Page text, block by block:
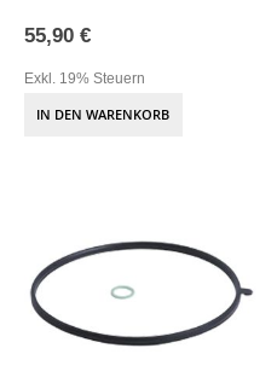
55,90 €
Exkl. 19% Steuern
IN DEN WARENKORB